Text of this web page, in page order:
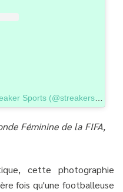
Une publication partagée par Streaker Sports (@streakersports)
Féminine de la FIFA,
cette photographie
fois qu'une footballeuse